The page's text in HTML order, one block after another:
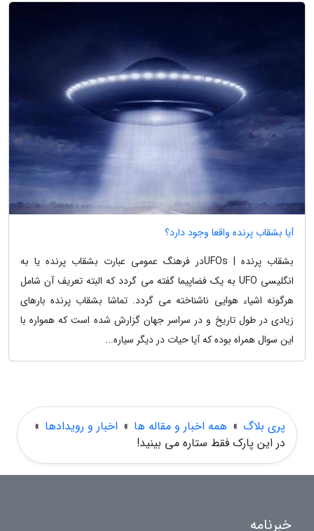
آیا بشقاب پرنده واقعا وجود دارد؟
بشقاب پرنده | UFOsدر فرهنگ عمومی عبارت بشقاب پرنده یا به
انگلیسی UFO به یک فضاپیما گفته می گردد که البته تعریف آن شامل
هرگونه اشیاء هوایی ناشناخته می گردد. تماشا بشقاب پرنده بارهای
زیادی در طول تاریخ و در سراسر جهان گزارش شده است که همواره با
این سوال همراه بوده که آیا حیات در دیگر سیاره...
پری بلاگ » همه اخبار و مقاله ها » اخبار و رویدادها »
در این پارک فقط ستاره می بینید!
خبرنامه